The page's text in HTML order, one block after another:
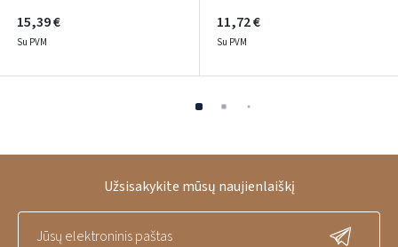
15,39 €
Su PVM
11,72 €
Su PVM
Užsisakykite mūsų naujienlaiškį